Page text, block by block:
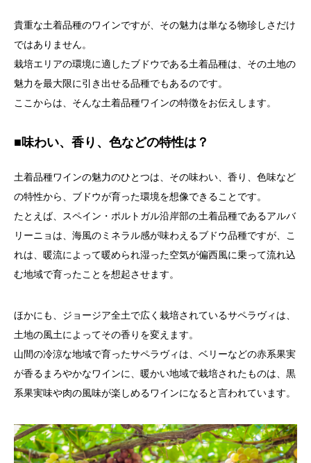
貴重な土着品種のワインですが、その魅力は単なる物珍しさだけ
ではありません。
栽培エリアの環境に適したブドウである土着品種は、その土地の
魅力を最大限に引き出せる品種でもあるのです。
ここからは、そんな土着品種ワインの特徴をお伝えします。
■味わい、 香り、色などの特性は？
土着品種ワインの魅力のひとつは、その味わい、香り、色味など
の特性から、ブドウが育った環境を想像できることです。
たとえば、スペイン・ポルトガル沿岸部の土着品種であるアルバ
リーニョは、海風のミネラル感が味わえるブドウ品種ですが、こ
れは、暖流によって暖められ湿った空気が偏西風に乗って流れ込
む地域で育ったことを想起させます。
ほかにも、ジョージア全土で広く栽培されているサペラヴィは、
土地の風土によってその香りを変えます。
山間の冷涼な地域で育ったサペラヴィは、ベリーなどの赤系果実
が香るまろやかなワインに、暖かい地域で栽培されたものは、黒
系果実味や肉の風味が楽しめるワインになると言われています。